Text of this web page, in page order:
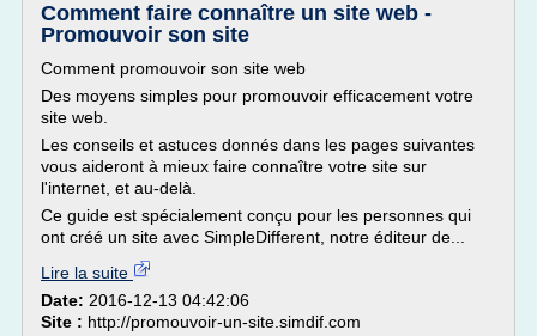
Comment faire connaître un site web -
Promouvoir son site
Comment promouvoir son site web
Des moyens simples pour promouvoir efficacement votre
site web.
Les conseils et astuces donnés dans les pages suivantes
vous aideront à mieux faire connaître votre site sur
l'internet, et au-delà.
Ce guide est spécialement conçu pour les personnes qui
ont créé un site avec SimpleDifferent, notre éditeur de...
Lire la suite
Date: 2016-12-13 04:42:06
Site : http://promouvoir-un-site.simdif.com